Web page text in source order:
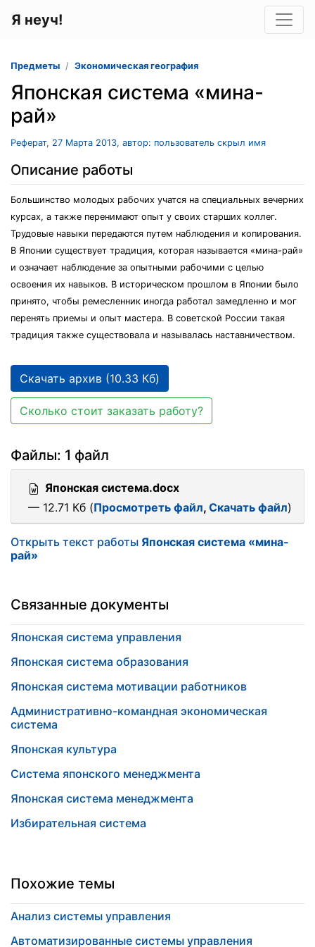
Я неуч!
Предметы Экономическая география
Японская система «мина-
рай»
Реферат, 27 Марта 2013, автор: пользователь скрыл имя
Описание работы
Большинство молодых рабочих учатся на специальных вечерних
курсах, а также перенимают опыт у своих старших коллег.
Трудовые навыки передаются путем наблюдения и копирования.
В Японии существует традиция, которая называется «мина-рай»
и означает наблюдение за опытными рабочими с целью
освоения их навыков. В историческом прошлом в Японии было
принято, чтобы ремесленник иногда работал замедленно и мог
перенять приемы и опыт мастера. В советской России такая
традиция также существовала и называлась наставничеством.
Скачать архив (10.33 Кб)
Сколько стоит заказать работу?
Файлы: 1 файл
Японская система.docx
— 12.71 Кб (Просмотреть файл, Скачать файл)
Открыть текст работы Японская система «мина-
рай»
Связанные документы
Японская система управления
Японская система образования
Японская система мотивации работников
Административно-командная экономическая
система
Японская культура
Система японского менеджмента
Японская система менеджмента
Избирательная система
Похожие темы
Анализ системы управления
Автоматизированные системы управления